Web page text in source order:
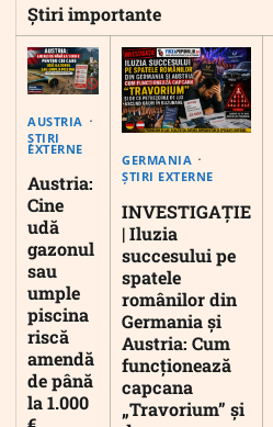
Știri importante
AUSTRIA
ȘTIRI
EXTERNE
Austria:
Cine
udă
gazonul
sau
umple
piscina
riscă
amendă
de până
la 1.000
GERMANIA
ȘTIRI EXTERNE
INVESTIGAȚIE
| Iluzia
succesului pe
spatele
românilor din
Germania și
Austria: Cum
funcționează
capcana
„Travorium” și